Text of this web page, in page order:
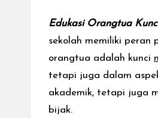
Edukasi Orangtua
sekolah memiliki peran
orangtua adalah kunci
tetapi juga dalam
akademik, tetapi juga
bijak.